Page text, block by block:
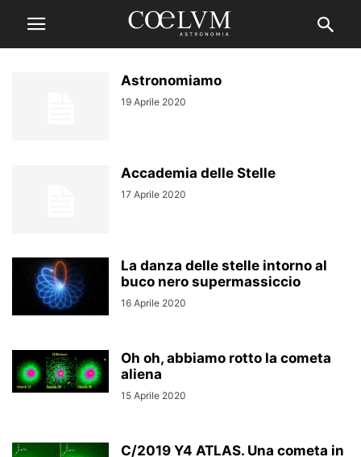
Astronomiamo
19 Aprile 2020
Accademia delle Stelle
17 Aprile 2020
La danza delle stelle intorno al
buco nero supermassiccio
16 Aprile 2020
Oh oh, abbiamo rotto la cometa
aliena
15 Aprile 2020
C/2019 Y4 ATLAS. Una cometa in